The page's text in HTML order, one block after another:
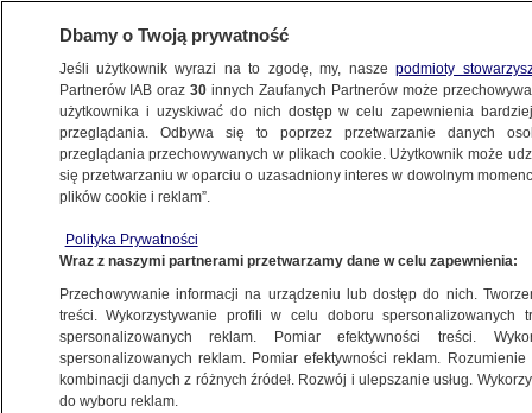
ŚWIAT
zakończyć uzależnienie od rosyjskich
dostaw gazu
8.12.2021, 14:30
Udostępnij
Dbamy o Twoją prywatność
Jeśli użytkownik wyrazi na to zgodę, my, naszepodmioty
Partnerów IAB oraz30 innych Zaufanych Partnerów może
użytkownika i uzyskiwać do nich dostęp w celu zapewnienia
przeglądania. Odbywa się to poprzez przetwarzanie danych
przeglądania przechowywanych w plikach cookie. Użytkownik może
się przetwarzaniu w oparciu o uzasadniony interes w dowolnym
plików cookie i reklam”.
Polityka Prywatności
Wraz z naszymi partnerami przetwarzamy dane w celu zapewnienia:
Przechowywanie informacji na urządzeniu lub dostęp do nich.
treści. Wykorzystywanie profili w celu doboru spersonalizowanych
spersonalizowanych reklam. Pomiar efektywności treści.
spersonalizowanych reklam. Pomiar efektywności reklam.
kombinacji danych z różnych źródeł. Rozwój i ulepszanie usług.
do wyboru reklam.